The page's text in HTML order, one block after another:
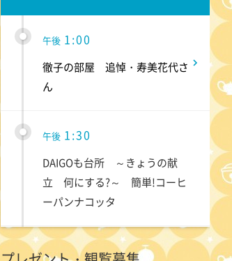
午後 1:00
徹子の部屋 追悼・寿美花代さ
ん
午後 1:30
DAIGOも台所 ～きょうの献
立 何にする?～ 簡単!コーヒ
ーパンナコッタ
午後 1:45